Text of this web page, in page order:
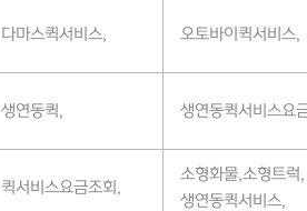
다마스퀵서비스, 오토바이퀵서비스,
생연동퀵, 생연동퀵서비스요
퀵서비스요금조회,
소형화물,소형트럭,
생연동퀵서비스,